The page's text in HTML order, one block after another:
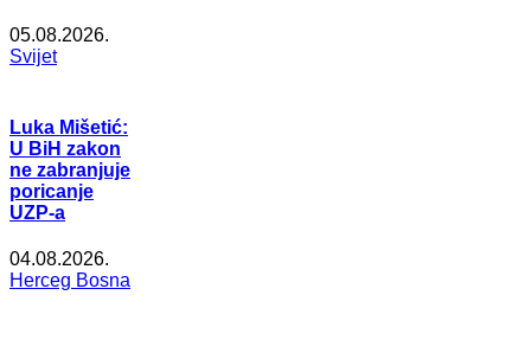
05.08.2026.
Svijet
Luka Mišetić:
U BiH zakon
ne zabranjuje
poricanje
UZP-a
04.08.2026.
Herceg Bosna